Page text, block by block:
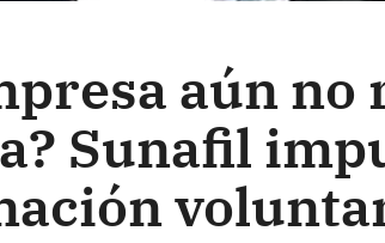
aún
Sunafil